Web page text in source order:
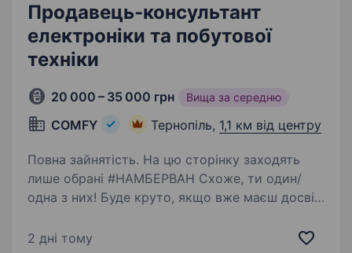
Продавець-консультант
електроніки та побутової
техніки
20 000 – 35 000 грн Вища за середню
COMFY Тернопіль, 1,1 км від центру
Повна зайнятість. На цю сторінку заходять
лише обрані #НАМБЕРВАН Схоже, ти один/
одна з них! Буде круто, якщо вже маєш досвід
розумієш, як якісно виявити потребу клієнта :)
2 дні тому